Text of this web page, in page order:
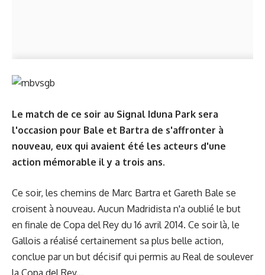
Le match de ce soir au Signal Iduna Park sera
l'occasion pour Bale et Bartra de s'affronter à
nouveau, eux qui avaient été les acteurs d'une
action mémorable il y a trois ans.
Ce soir, les chemins de Marc Bartra et Gareth Bale se
croisent à nouveau. Aucun Madridista n'a oublié le but
en finale de Copa del Rey du 16 avril 2014. Ce soir là, le
Gallois a réalisé certainement sa plus belle action,
conclue par un but décisif qui permis au Real de soulever
la Copa del Rey...